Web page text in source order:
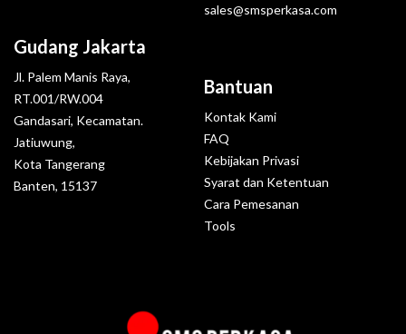
Gudang Jakarta
Jl. Palem Manis Raya,
RT.001/RW.004
Gandasari, Kecamatan.
Jatiuwung,
Kota Tangerang
Banten, 15137
sales@smsperkasa.com
Bantuan
Kontak Kami
FAQ
Kebijakan Privasi
Syarat dan Ketentuan
Cara Pemesanan
Tools